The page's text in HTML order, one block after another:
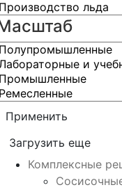
Применить
Загрузить еще
Комплексные